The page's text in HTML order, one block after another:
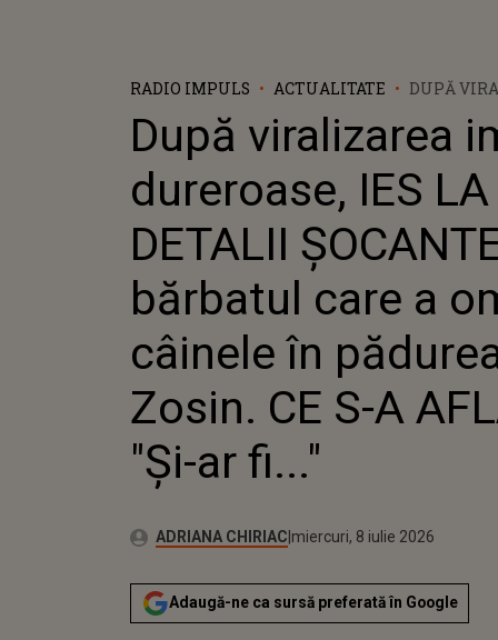
RADIO IMPULS ACTUALITATE
DUPĂ
ȘOCANTE
OMORÂT
ZOSIN. CE
După viralizarea
dureroase, IES
DETALII
bărbatul care a
câinele în
Zosin. CE S-A
"Și-ar fi..."
Autor:ADRIANA CHIRIACPublicat:
miercuri, 8 iulie 2026
Actualizat:
miercuri, 8 iulie 2026
Adaugă-ne ca sursă preferată în Google